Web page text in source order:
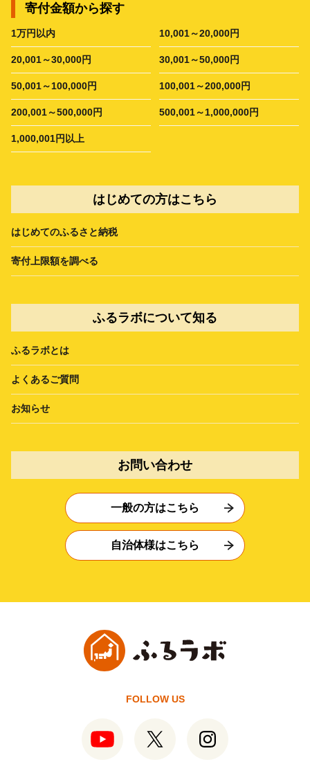
寄付金額から探す
1万円以内 10,001～20,000円
20,001～30,000円 30,001～50,000円
50,001～100,000円 100,001～200,000円
200,001～500,000円 500,001～1,000,000円
1,000,001円以上
はじめての方はこちら
はじめてのふるさと納税
寄付上限額を調べる
ふるラボについて知る
ふるラボとは
よくあるご質問
お知らせ
お問い合わせ
一般の方はこちら
自治体様はこちら
FOLLOW US